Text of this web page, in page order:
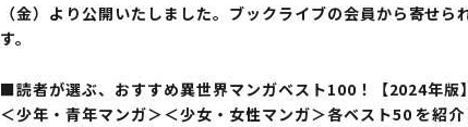
（金）より公開いたしました。ブックライブの会員から寄せ
す。
■読者が選ぶ、おすすめ異世界マンガベスト100！【2024年版】
＜少年・青年マンガ＞＜少女・女性マンガ＞各ベスト50 を紹介